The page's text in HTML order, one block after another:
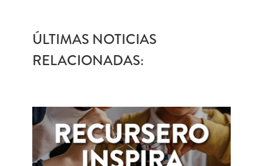
ÚLTIMAS NOTICIAS
RELACIONADAS: